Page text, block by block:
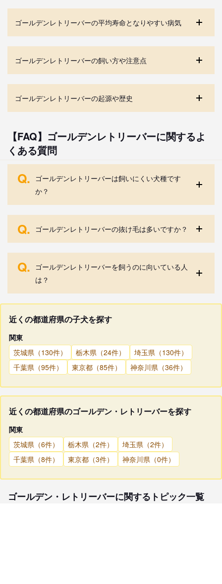
ゴールデンレトリーバーの平均寿命となりやすい病気
ゴールデンレトリーバーの飼い方や注意点
ゴールデンレトリーバーの起源や歴史
【FAQ】ゴールデンレトリーバーに関するよ
くある質問
Q.
ゴールデンレトリーバーは飼いにくい犬種です
か？
Q. ゴールデンレトリーバーの抜け毛は多いですか？
Q.
ゴールデンレトリーバーを飼うのに向いている人
は？
近くの都道府県の子犬を探す
関東
茨城県（130件）
栃木県（24件）
埼玉県（130件）
千葉県（95件）
東京都（85件） 神奈川県（36件）
近くの都道府県のゴールデン・レトリーバーを探す
関東
茨城県（6件）
栃木県（2件）
埼玉県（2件）
千葉県（8件）
東京都（3件） 神奈川県（0件）
ゴールデン・レトリーバーに関するトピック一覧